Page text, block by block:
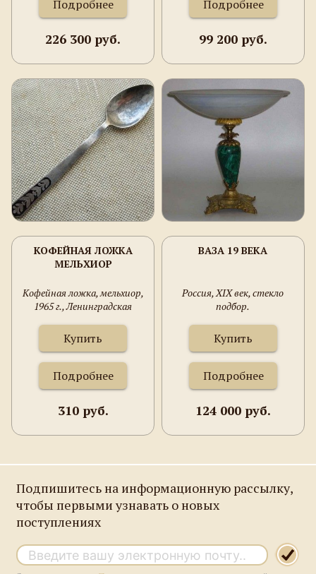
Подробнее
226 300 руб.
Подробнее
99 200 руб.
КОФЕЙНАЯ ЛОЖКА
МЕЛЬХИОР
Кофейная ложка, мельхиор,
1965 г., Ленинградская
125 мм.
Купить
Подробнее
310 руб.
ВАЗА 19 ВЕКА
Россия, XIX век, стекло
подбор.
Купить
Подробнее
124 000 руб.
Подпишитесь на информационную рассылку,
чтобы первыми узнавать о новых
поступлениях